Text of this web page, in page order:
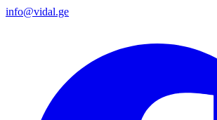
info@vidal.ge